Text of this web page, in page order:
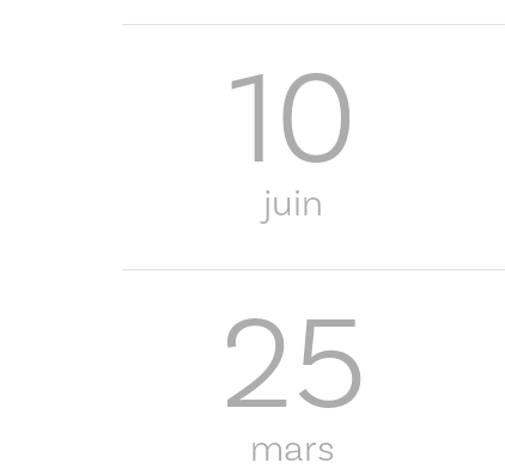
10
juin
25
mars